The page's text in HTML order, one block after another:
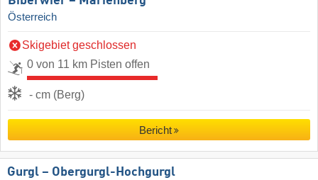
Österreich
Skigebiet geschlossen
0 von 11 km Pisten offen
- cm (Berg)
Bericht
Gurgl – Obergurgl-Hochgurgl